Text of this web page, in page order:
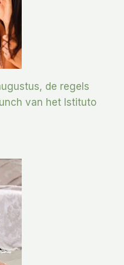
de regels
van het Istituto